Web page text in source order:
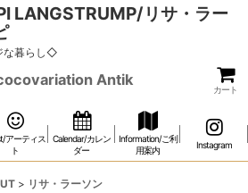
LANGSTRUMP/リサ・ラー
な暮らし◇
Antik
カート
アーティス
ト
Calendar/カレン
ダー
Information/ご利
用案内
Instagram
> リサ・ラーソン